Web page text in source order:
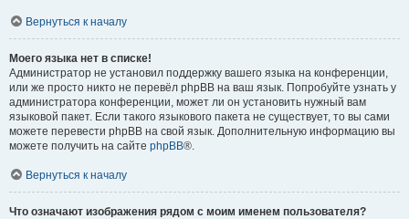
Вернуться к началу
Моего языка нет в списке!
Администратор не установил поддержку вашего языка на конференции,
или же просто никто не перевёл phpBB на ваш язык. Попробуйте узнать у
администратора конференции, может ли он установить нужный вам
языковой пакет. Если такого языкового пакета не существует, то вы сами
можете перевести phpBB на свой язык. Дополнительную информацию вы
можете получить на сайте phpBB®.
Вернуться к началу
Что означают изображения рядом с моим именем пользователя?